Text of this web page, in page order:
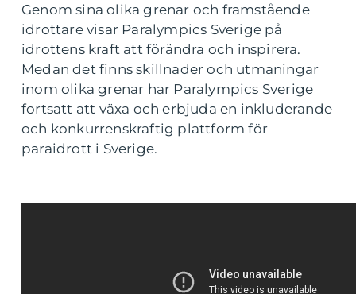
Genom sina olika grenar och framstående
idrottare visar Paralympics Sverige på
idrottens kraft att förändra och inspirera.
Medan det finns skillnader och utmaningar
inom olika grenar har Paralympics Sverige
fortsatt att växa och erbjuda en inkluderande
och konkurrenskraftig plattform för
paraidrott i Sverige.